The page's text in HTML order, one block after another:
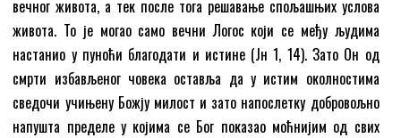
вечног живота, а тек после тога решавање спољашњих услова
живота. То је могао само вечни Логос који се међу људима
настанио у пуноћи благодати и истине (Јн 1, 14). Зато Он од
смрти избављеног човека оставља да у истим околностима
сведочи учињену Божју милост и зато напослетку добровољно
напушта пределе у којима се Бог показао моћнијим од свих